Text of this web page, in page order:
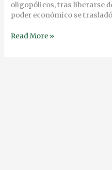
oligopólicos, tras liberarse
poder económico se
Read More »